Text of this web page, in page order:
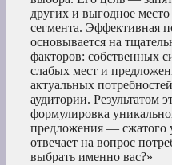
других и выгодное
сегмента. Эффективная
основывается на
факторов: собственных
слабых мест и
актуальных
аудитории. Результатом
формулировка
предложения — сжатого
отвечает на вопрос
выбрать именно вас?»